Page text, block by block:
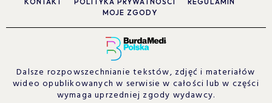
MOJE ZGODY
Dalsze rozpowszechnianie tekstów, zdjęć i materiałów
wideo opublikowanych w serwisie w całości lub w części
wymaga uprzedniej zgody wydawcy.